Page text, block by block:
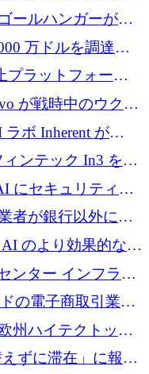
ンドを完了
ールハンガーがVC
万ドルを調達、
ンドンが首位の座
プラットフォーム
で 1,500 万ドルを
が戦時中のウクラ
市場の 1 つをどの
ボ Inherent が
テルスから浮上
ンテック In3 を買
レジットを提供
にセキュリティと
に 3,000 万ドルを
者が銀行以外にも
の資金調達額は
のより効果的な使
ポンドを確保
ンター インフラス
に 5,000 万ドルを
の電子商取引業務
するために 200
州ハイテクトップ
ずに滞在」に報酬